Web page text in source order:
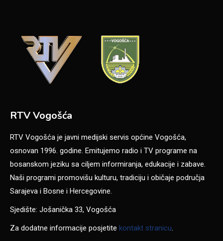
RTV Vogošća
RTV Vogošća je javni medijski servis općine Vogošća,
osnovan 1996. godine. Emitujemo radio i TV programe na
bosanskom jeziku sa ciljem informiranja, edukacije i zabave.
Naši programi promovišu kulturu, tradiciju i običaje područja
Sarajeva i Bosne i Hercegovine.
Sjedište: Jošanička 33, Vogošća
Za dodatne informacije posjetite kontakt stranicu